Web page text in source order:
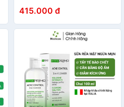
Cơ Địa Số 1 Tại Italy
415.000 đ